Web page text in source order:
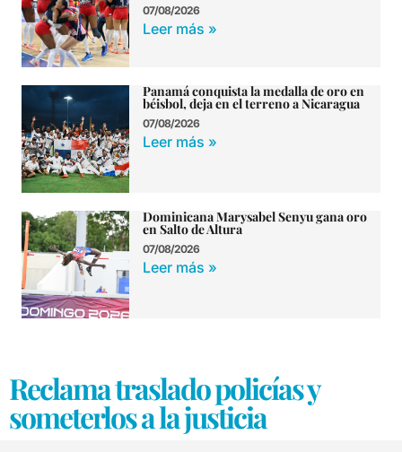
07/08/2026
Leer más »
Panamá conquista la medalla de oro en
béisbol, deja en el terreno a Nicaragua
07/08/2026
Leer más »
Dominicana Marysabel Senyu gana oro
en Salto de Altura
07/08/2026
Leer más »
Reclama traslado policías y
someterlos a la justicia